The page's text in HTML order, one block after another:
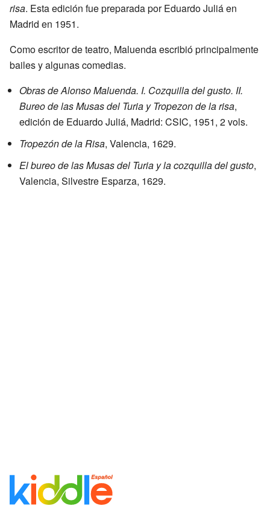
risa. Esta edición fue preparada por Eduardo Juliá en
Madrid en 1951.
Como escritor de teatro, Maluenda escribió principalmente
bailes y algunas comedias.
Obras de Alonso Maluenda. I. Cozquilla del gusto. II.
Bureo de las Musas del Turia y Tropezon de la risa,
edición de Eduardo Juliá, Madrid: CSIC, 1951, 2 vols.
Tropezón de la Risa, Valencia, 1629.
El bureo de las Musas del Turia y la cozquilla del gusto,
Valencia, Silvestre Esparza, 1629.